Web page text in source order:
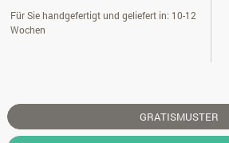
Für Sie handgefertigt und geliefert in: 10-12
Wochen
GRATISMUSTER